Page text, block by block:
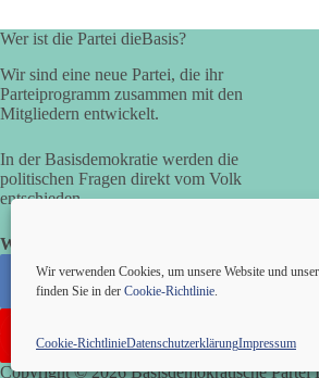
Wir verwenden Cookies, um unsere Website und
finden Sie in der Cookie-Richtlinie.
Cookie-RichtlinieDatenschutzerklärungImpressum
Wer ist die Partei dieBasis?
Wir sind eine neue Partei, die ihr
Parteiprogramm zusammen mit den
Mitgliedern entwickelt.
In der Basisdemokratie werden die
politischen Fragen direkt vom Volk
entschieden.
Wir alle sind die Basis!
Copyright © 2026 Basisdemokratische Partei